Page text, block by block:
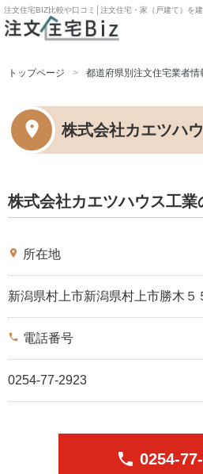
注文住宅BIZ比較や口コミ│注文住宅・家（戸建て）を建てる業
トップページ 都道府県別注文住宅業者情
株式会社カエツハ
株式会社カエツハウス工業
place 所在地
新潟県村上市新潟県村上市勝木５
phone 電話番号
0254-77-2923
phone 0254-